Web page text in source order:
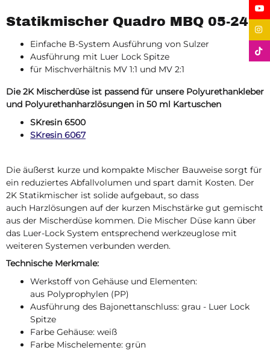
Statikmischer Quadro MBQ 05-24L
Einfache B-System Ausführung von Sulzer
Ausführung mit Luer Lock Spitze
für Mischverhältnis MV 1:1 und MV 2:1
Die 2K Mischerdüse ist passend für unsere Polyurethankleber
und Polyurethanharzlösungen in 50 ml Kartuschen
SKresin 6500
SKresin 6067
Die äußerst kurze und kompakte Mischer Bauweise sorgt für
ein reduziertes Abfallvolumen und spart damit Kosten. Der
2K Statikmischer ist solide aufgebaut, so dass
auch Harzlösungen auf der kurzen Mischstärke gut gemischt
aus der Mischerdüse kommen. Die Mischer Düse kann über
das Luer-Lock System entsprechend werkzeuglose mit
weiteren Systemen verbunden werden.
Technische Merkmale:
Werkstoff von Gehäuse und Elementen:
aus Polyprophylen (PP)
Ausführung des Bajonettanschluss: grau - Luer Lock
Spitze
Farbe Gehäuse: weiß
Farbe Mischelemente: grün